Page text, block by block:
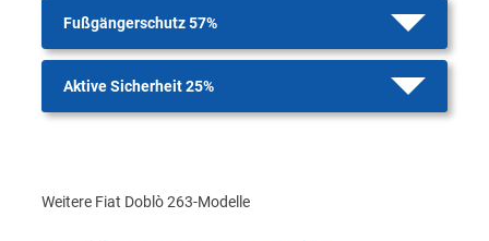
Fußgängerschutz 57%
Aktive Sicherheit 25%
Weitere Fiat Doblò 263-Modelle